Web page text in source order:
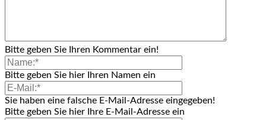
Bitte geben Sie Ihren Kommentar ein!
Bitte geben Sie hier Ihren Namen ein
Sie haben eine falsche E-Mail-Adresse eingegeben!
Bitte geben Sie hier Ihre E-Mail-Adresse ein